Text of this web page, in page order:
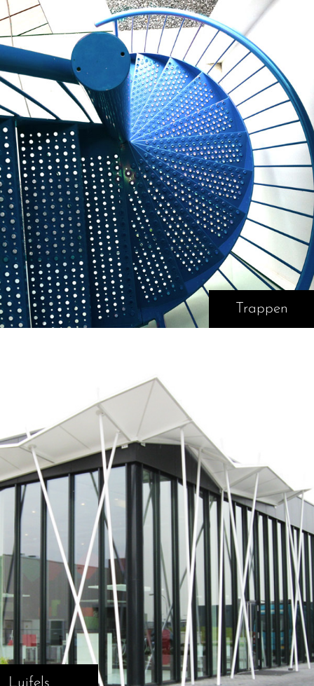
Trappen
Luifels